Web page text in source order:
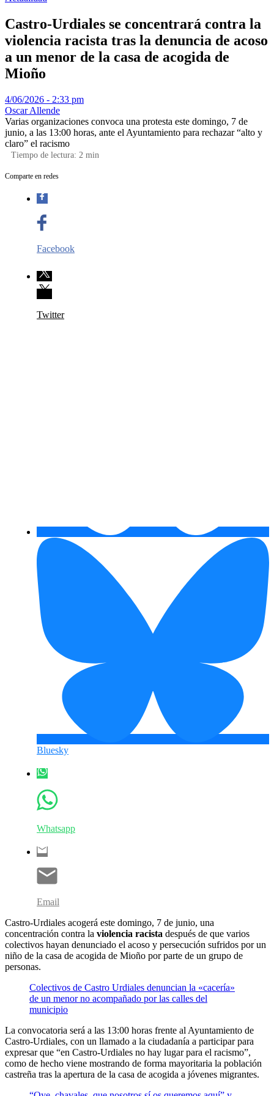
Castro-Urdiales se concentrará contra la
violencia racista tras la denuncia de acoso
a un menor de la casa de acogida de
Mioño
4/06/2026 - 2:33 pm
Oscar Allende
Varias organizaciones convoca una protesta este domingo, 7 de
junio, a las 13:00 horas, ante el Ayuntamiento para rechazar “alto y
claro” el racismo
Tiempo de lectura: 2 min
Comparte en redes
Facebook
Twitter
Bluesky
Whatsapp
Email
Castro-Urdiales acogerá este domingo, 7 de junio, una
concentración contra la violencia racista después de que varios
colectivos hayan denunciado el acoso y persecución sufridos por un
niño de la casa de acogida de Mioño por parte de un grupo de
personas.
Colectivos de Castro Urdiales denuncian la «cacería»
de un menor no acompañado por las calles del
municipio
La convocatoria será a las 13:00 horas frente al Ayuntamiento de
Castro-Urdiales, con un llamado a la ciudadanía a participar para
expresar que “en Castro-Urdiales no hay lugar para el racismo”,
como de hecho viene mostrando de forma mayoritaria la población
castreña tras la apertura de la casa de acogida a jóvenes migrantes.